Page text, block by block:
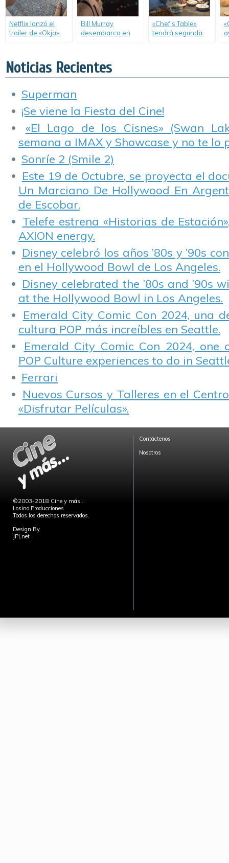
Netflix lanzó el
trailer de «Okja».
Bill Murray
desembarca en
verá en Diciembre.
«Chef’s Table»
tendrá segunda
Noticias Recientes
Superman
¡Se viene la Fiesta del Cine!
«El Lago de los Cisnes» (Swan
semana a IMAX y Showcase y no te lo
Sonríe 2 (Smile 2)
Este 19 de Octubre, se proyecta el
Un Marciano De Hollywood En
de Escobar.
Telefe estrena «Historias de
AXION energy.
Disney celebró los años ’80s y ’90s
en el Hollywood Bowl de Los Angeles.
Disney celebrated the ’80s and ’90s
at the Hollywood Bowl in Los Angeles.
Emerald City Comic Con 2024, una
cultura POP más increíbles en Seattle.
Emerald City Comic Con 2024,
POP Culture experiences to do in
Ferrari
Nuevos Cursos y Talleres en el
«Disfrutar Películas».
©2003-2018 Cine y más...
Losino Producciones
Todos los derechos reservados.
Design By
JPLnet
Contáctenos
Nosotros